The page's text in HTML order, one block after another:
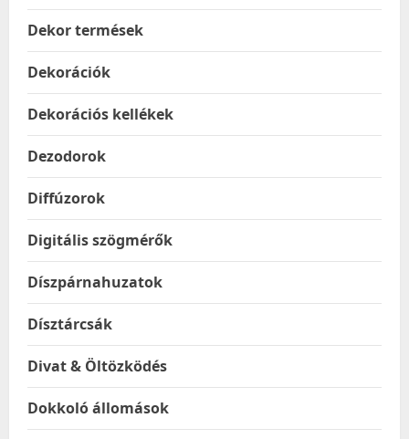
Dekor termések
Dekorációk
Dekorációs kellékek
Dezodorok
Diffúzorok
Digitális szögmérők
Díszpárnahuzatok
Dísztárcsák
Divat & Öltözködés
Dokkoló állomások